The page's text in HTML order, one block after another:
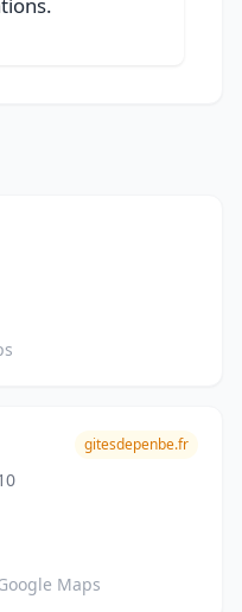
gitesdepenbe.fr
Maps